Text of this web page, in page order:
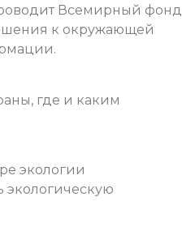
Всемирный фонд
к окружающей
где и каким
экологии
экологическую